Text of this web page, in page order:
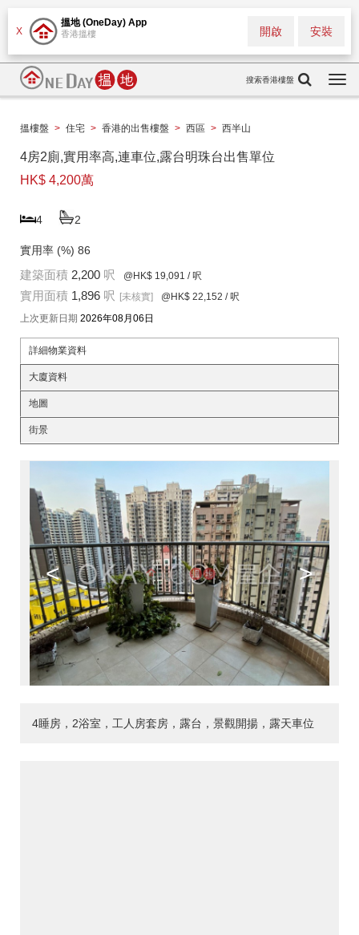
X
搵地 (OneDay) App
香港搵樓 安裝
開啟
搜索香港樓盤
搵樓盤 > 住宅 > 香港的出售樓盤 > 西區 > 西半山
4房2廁,實用率高,連車位,露台明珠台出售單位
HK$ 4,200萬
4 2
實用率 (%) 86
建築面積 2,200 呎 @HK$ 19,091 / 呎
實用面積 1,896 呎 [未核實] @HK$ 22,152 / 呎
上次更新日期 2026年08月06日
詳細物業資料
大廈資料
地圖
街景
< >
4睡房，2浴室，工人房套房，露台，景觀開揚，露天車位